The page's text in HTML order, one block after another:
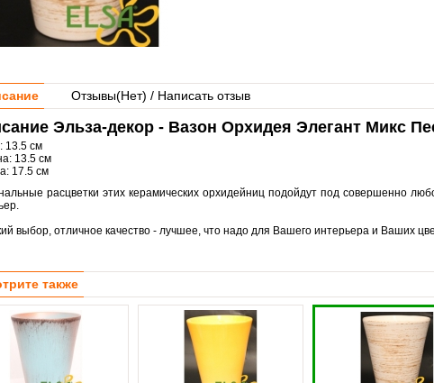
Отзывы(Нет) / Написать отзыв
Эльза-декор - Вазон Орхидея Элегант Микс
13.5 см
13.5 см
17.5 см
расцветки этих керамических орхидейниц подойдут под совершенно
выбор, отличное качество - лучшее, что надо для Вашего интерьера и Ваших
также